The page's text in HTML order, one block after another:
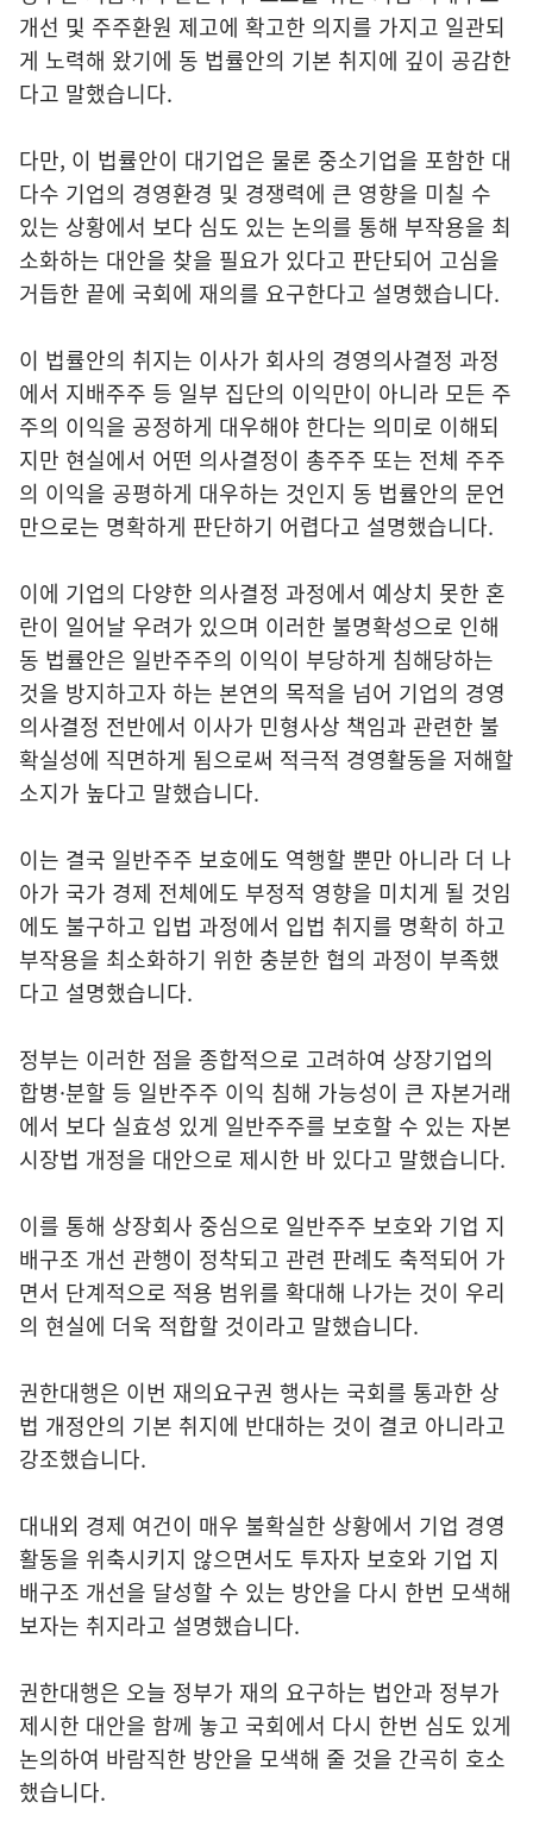
개선 및 주주환원 제고에 확고한 의지를 가지고 일관되
게 노력해 왔기에 동 법률안의 기본 취지에 깊이 공감한
다고 말했습니다.
다만, 이 법률안이 대기업은 물론 중소기업을 포함한 대
다수 기업의 경영환경 및 경쟁력에 큰 영향을 미칠 수
있는 상황에서 보다 심도 있는 논의를 통해 부작용을 최
소화하는 대안을 찾을 필요가 있다고 판단되어 고심을
거듭한 끝에 국회에 재의를 요구한다고 설명했습니다.
이 법률안의 취지는 이사가 회사의 경영의사결정 과정
에서 지배주주 등 일부 집단의 이익만이 아니라 모든 주
주의 이익을 공정하게 대우해야 한다는 의미로 이해되
지만 현실에서 어떤 의사결정이 총주주 또는 전체 주주
의 이익을 공평하게 대우하는 것인지 동 법률안의 문언
만으로는 명확하게 판단하기 어렵다고 설명했습니다.
이에 기업의 다양한 의사결정 과정에서 예상치 못한 혼
란이 일어날 우려가 있으며 이러한 불명확성으로 인해
동 법률안은 일반주주의 이익이 부당하게 침해당하는
것을 방지하고자 하는 본연의 목적을 넘어 기업의 경영
의사결정 전반에서 이사가 민형사상 책임과 관련한 불
확실성에 직면하게 됨으로써 적극적 경영활동을 저해할
소지가 높다고 말했습니다.
이는 결국 일반주주 보호에도 역행할 뿐만 아니라 더 나
아가 국가 경제 전체에도 부정적 영향을 미치게 될 것임
에도 불구하고 입법 과정에서 입법 취지를 명확히 하고
부작용을 최소화하기 위한 충분한 협의 과정이 부족했
다고 설명했습니다.
정부는 이러한 점을 종합적으로 고려하여 상장기업의
합병·분할 등 일반주주 이익 침해 가능성이 큰 자본거래
에서 보다 실효성 있게 일반주주를 보호할 수 있는 자본
시장법 개정을 대안으로 제시한 바 있다고 말했습니다.
이를 통해 상장회사 중심으로 일반주주 보호와 기업 지
배구조 개선 관행이 정착되고 관련 판례도 축적되어 가
면서 단계적으로 적용 범위를 확대해 나가는 것이 우리
의 현실에 더욱 적합할 것이라고 말했습니다.
권한대행은 이번 재의요구권 행사는 국회를 통과한 상
법 개정안의 기본 취지에 반대하는 것이 결코 아니라고
강조했습니다.
대내외 경제 여건이 매우 불확실한 상황에서 기업 경영
활동을 위축시키지 않으면서도 투자자 보호와 기업 지
배구조 개선을 달성할 수 있는 방안을 다시 한번 모색해
보자는 취지라고 설명했습니다.
권한대행은 오늘 정부가 재의 요구하는 법안과 정부가
제시한 대안을 함께 놓고 국회에서 다시 한번 심도 있게
논의하여 바람직한 방안을 모색해 줄 것을 간곡히 호소
했습니다.